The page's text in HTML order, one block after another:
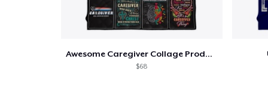
Awesome Caregiver Collage Product
$68